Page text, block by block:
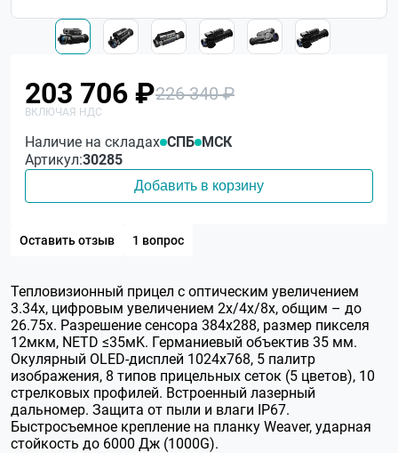
203 706 ₽226 340 ₽
Наличие на складах СПБ МСК
Артикул:30285
Добавить в корзину
Оставить отзыв 1 вопрос
Тепловизионный прицел с оптическим увеличением
3.34х, цифровым увеличением 2х/4х/8х, общим – до
26.75х. Разрешение сенсора 384х288, размер пикселя
12мкм, NETD ≤35мK. Германиевый объектив 35 мм.
Окулярный OLED-дисплей 1024х768, 5 палитр
изображения, 8 типов прицельных сеток (5 цветов), 10
стрелковых профилей. Встроенный лазерный
дальномер. Защита от пыли и влаги IP67.
Быстросъемное крепление на планку Weaver, ударная
стойкость до 6000 Дж (1000G).